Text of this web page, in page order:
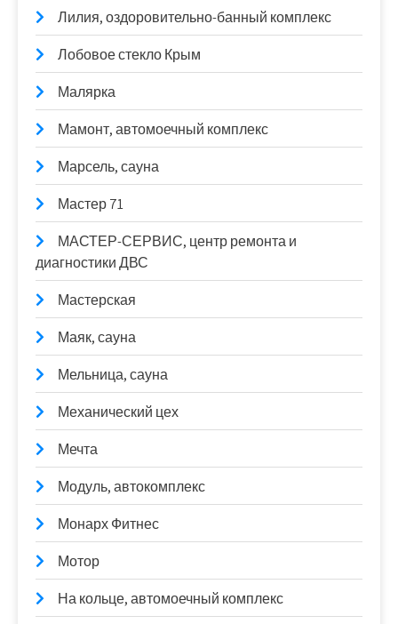
Лилия, оздоровительно-банный комплекс
Лобовое стекло Крым
Малярка
Мамонт, автомоечный комплекс
Марсель, сауна
Мастер 71
МАСТЕР-СЕРВИС, центр ремонта и
диагностики ДВС
Мастерская
Маяк, сауна
Мельница, сауна
Механический цех
Мечта
Модуль, автокомплекс
Монарх Фитнес
Мотор
На кольце, автомоечный комплекс